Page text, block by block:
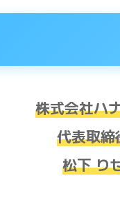
株式会社ハ
代表取締
松下 り